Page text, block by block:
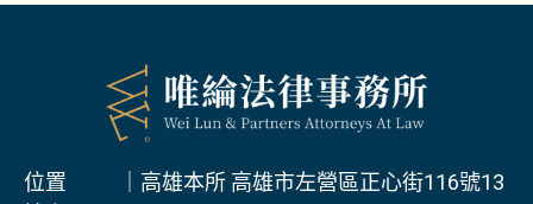
位置 ｜高雄本所 高雄市左營區正心街116號13